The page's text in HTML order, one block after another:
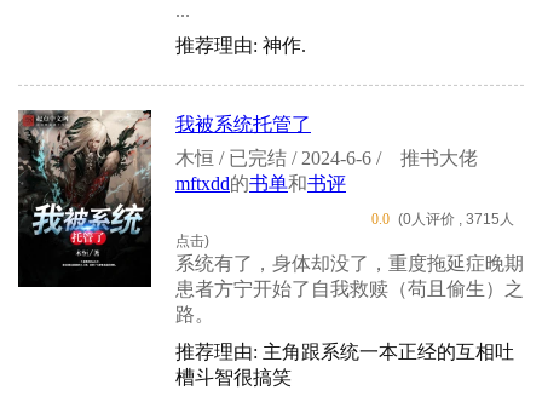
...
推荐理由: 神作.
我被系统托管了
木恒 / 已完结 / 2024-6-6 /
推书大佬
mftxdd的书单和书评
0.0 (0人评价 , 3715人
点击)
系统有了，身体却没了，重度拖延症晚期
患者方宁开始了自我救赎（苟且偷生）之
路。
推荐理由: 主角跟系统一本正经的互相吐
槽斗智很搞笑